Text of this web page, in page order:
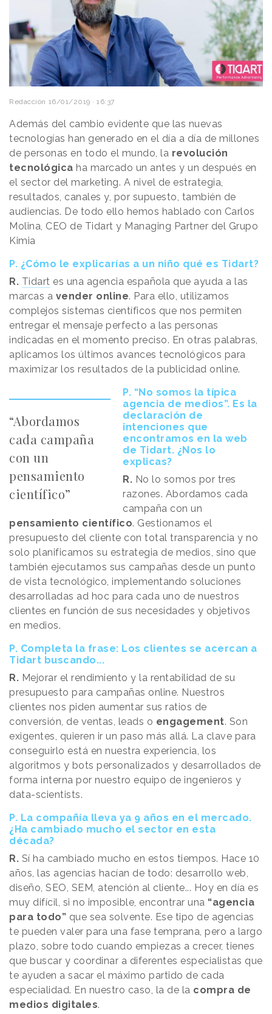
Redacción 16/01/2019 · 16:37
Además del cambio evidente que las nuevas
tecnologías han generado en el día a día de millones
de personas en todo el mundo, la revolución
tecnológica ha marcado un antes y un después en
el sector del marketing. A nivel de estrategia,
resultados, canales y, por supuesto, también de
audiencias. De todo ello hemos hablado con Carlos
Molina, CEO de Tidart y Managing Partner del Grupo
Kimia
P. ¿Cómo le explicarías a un niño qué es Tidart?
R. Tidart es una agencia española que ayuda a las
marcas a vender online. Para ello, utilizamos
complejos sistemas científicos que nos permiten
entregar el mensaje perfecto a las personas
indicadas en el momento preciso. En otras palabras,
aplicamos los últimos avances tecnológicos para
maximizar los resultados de la publicidad online.
“Abordamos
cada campaña
con un
pensamiento
científico”
P. “No somos la típica
agencia de medios”. Es la
declaración de
intenciones que
encontramos en la web
de Tidart. ¿Nos lo
explicas?
R. No lo somos por tres
razones. Abordamos cada
campaña con un
pensamiento científico. Gestionamos el
presupuesto del cliente con total transparencia y no
solo planificamos su estrategia de medios, sino que
también ejecutamos sus campañas desde un punto
de vista tecnológico, implementando soluciones
desarrolladas ad hoc para cada uno de nuestros
clientes en función de sus necesidades y objetivos
en medios.
P. Completa la frase: Los clientes se acercan a
Tidart buscando...
R. Mejorar el rendimiento y la rentabilidad de su
presupuesto para campañas online. Nuestros
clientes nos piden aumentar sus ratios de
conversión, de ventas, leads o engagement. Son
exigentes, quieren ir un paso más allá. La clave para
conseguirlo está en nuestra experiencia, los
algoritmos y bots personalizados y desarrollados de
forma interna por nuestro equipo de ingenieros y
data-scientists.
P. La compañía lleva ya 9 años en el mercado.
¿Ha cambiado mucho el sector en esta
década?
R. Sí ha cambiado mucho en estos tiempos. Hace 10
años, las agencias hacían de todo: desarrollo web,
diseño, SEO, SEM, atención al cliente... Hoy en día es
muy difícil, si no imposible, encontrar una “agencia
para todo” que sea solvente. Ese tipo de agencias
te pueden valer para una fase temprana, pero a largo
plazo, sobre todo cuando empiezas a crecer, tienes
que buscar y coordinar a diferentes especialistas que
te ayuden a sacar el máximo partido de cada
especialidad. En nuestro caso, la de la compra de
medios digitales.